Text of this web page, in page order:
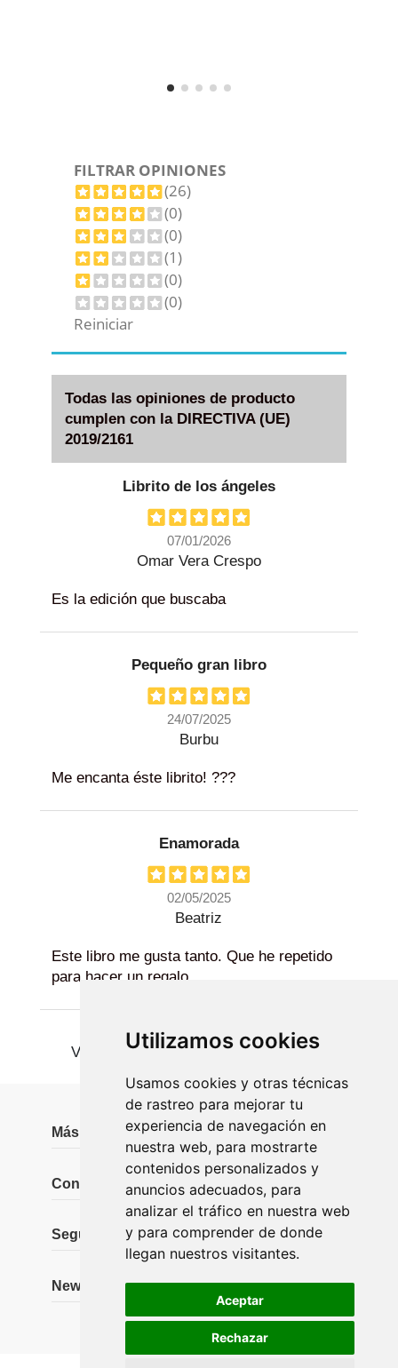
Utilizamos cookies
Usamos cookies y otras técnicas
de rastreo para mejorar tu
experiencia de navegación en
nuestra web, para mostrarte
contenidos personalizados y
anuncios adecuados, para
analizar el tráfico en nuestra web
y para comprender de donde
llegan nuestros visitantes.
Aceptar
Rechazar
FILTRAR OPINIONES
(26)
(0)
(0)
(1)
(0)
(0)
Reiniciar
Todas las opiniones de producto
cumplen con la DIRECTIVA (UE)
2019/2161
Librito de los ángeles
07/01/2026
Omar Vera Crespo
Es la edición que buscaba
Pequeño gran libro
24/07/2025
Burbu
Me encanta éste librito! ???
Enamorada
02/05/2025
Beatriz
Este libro me gusta tanto. Que he repetido
para hacer un regalo.
Ver más
Más información
Contáctanos
Seguidores
Newsletter